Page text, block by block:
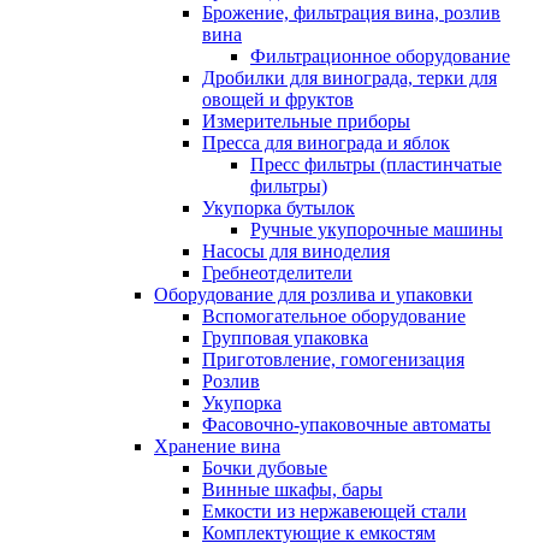
Брожение, фильтрация вина, розлив
вина
Фильтрационное оборудование
Дробилки для винограда, терки для
овощей и фруктов
Измерительные приборы
Пресса для винограда и яблок
Пресс фильтры (пластинчатые
фильтры)
Укупорка бутылок
Ручные укупорочные машины
Насосы для виноделия
Гребнеотделители
Оборудование для розлива и упаковки
Вспомогательное оборудование
Групповая упаковка
Приготовление, гомогенизация
Розлив
Укупорка
Фасовочно-упаковочные автоматы
Хранение вина
Бочки дубовые
Винные шкафы, бары
Емкости из нержавеющей стали
Комплектующие к емкостям